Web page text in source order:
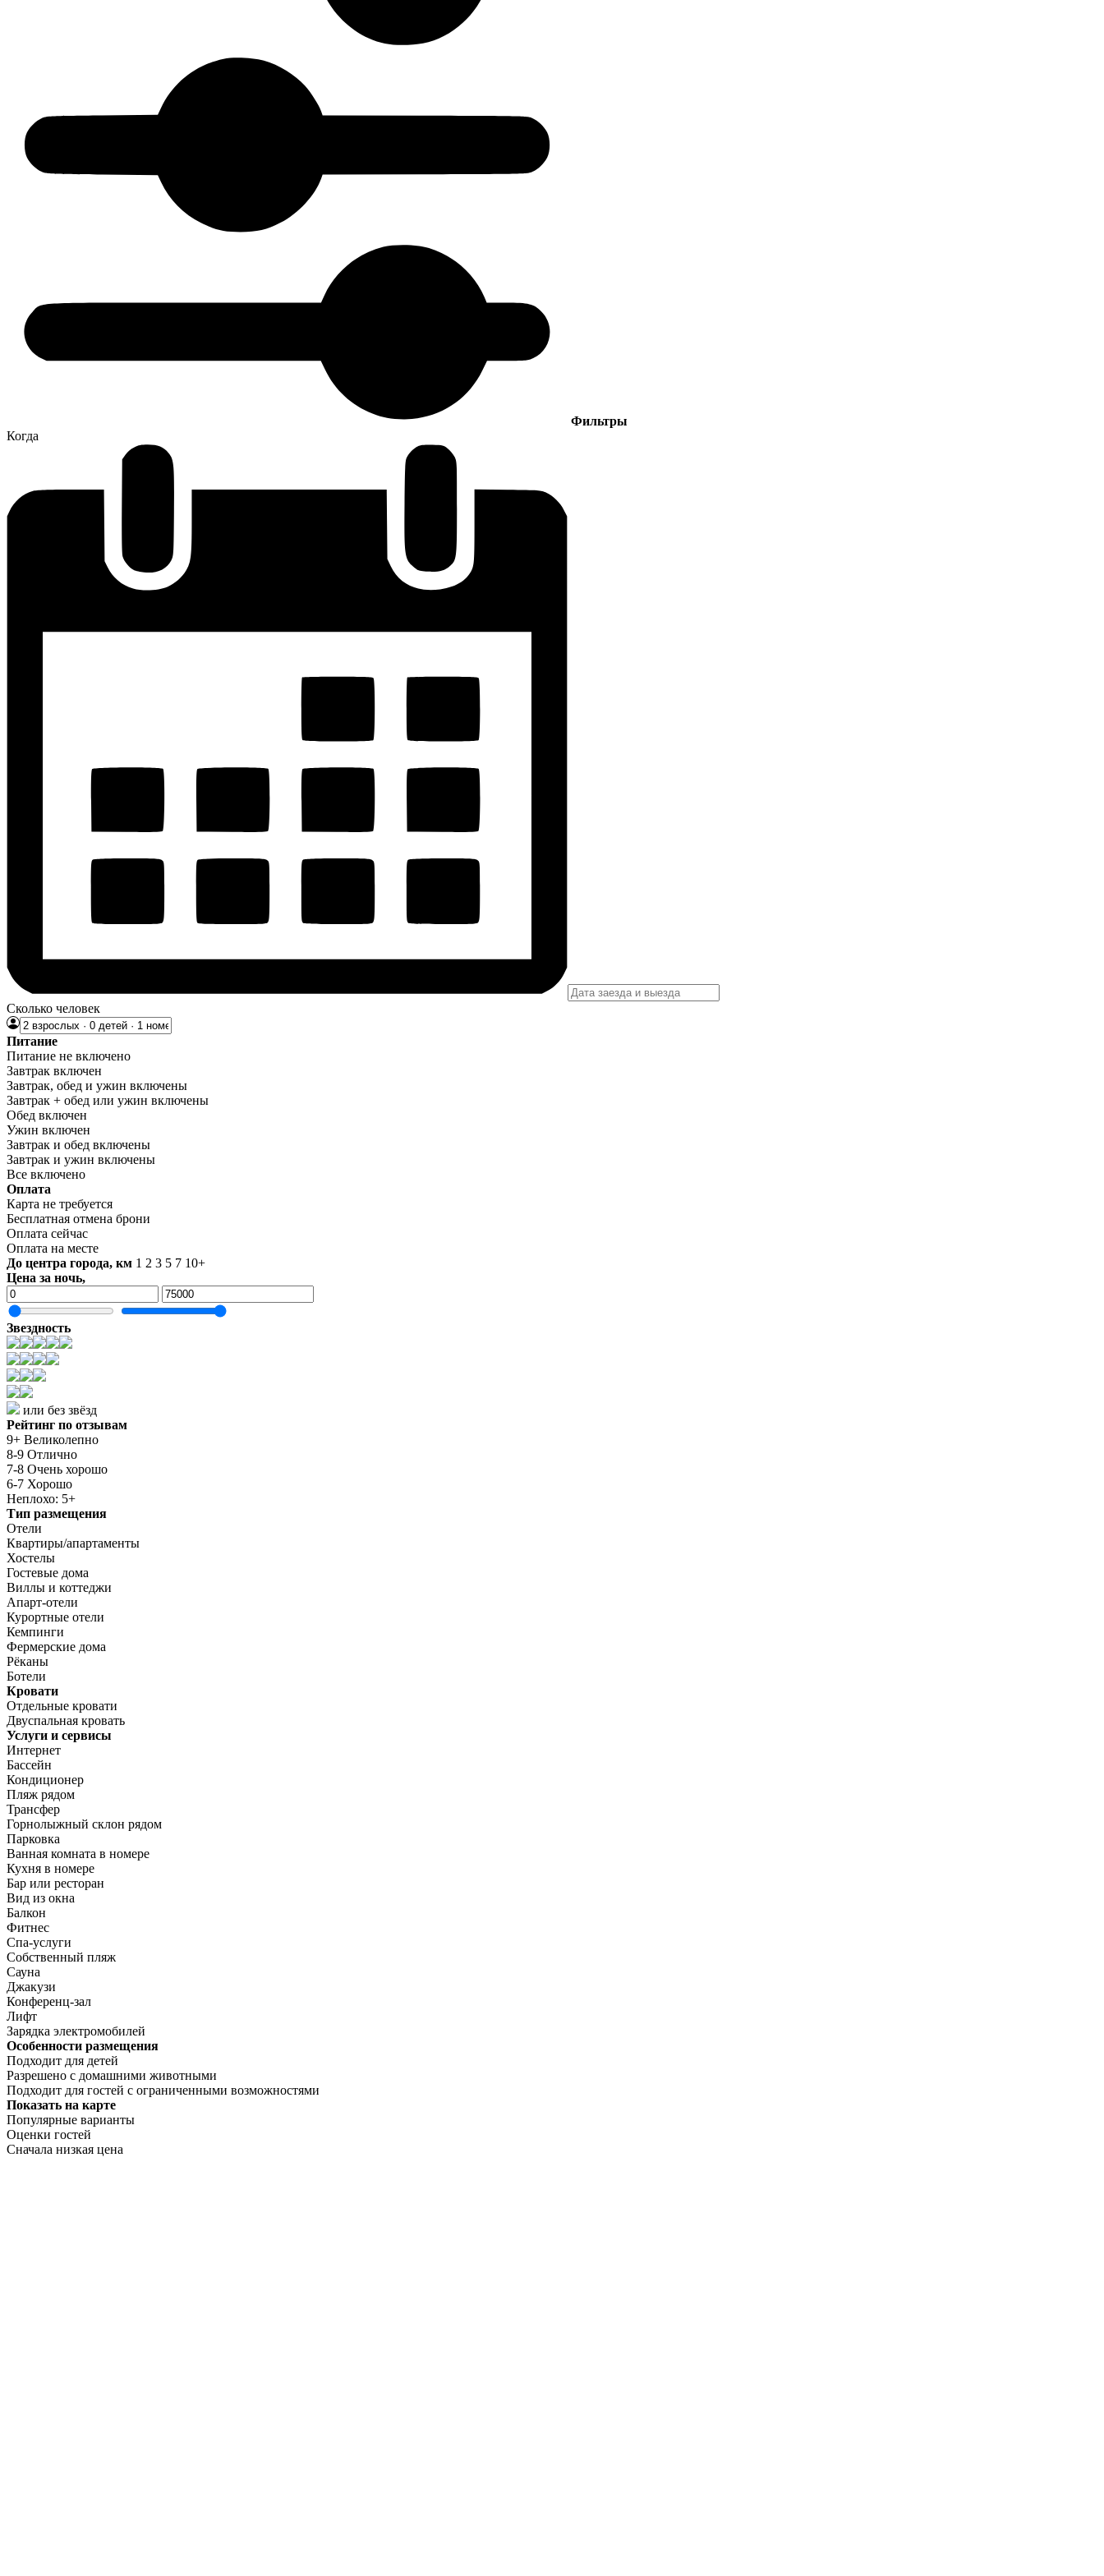
Фильтры
Когда
Сколько человек
Питание
Питание не включено
Завтрак включен
Завтрак, обед и ужин включены
Завтрак + обед или ужин включены
Обед включен
Ужин включен
Завтрак и обед включены
Завтрак и ужин включены
Все включено
Оплата
Карта не требуется
Бесплатная отмена брони
Оплата сейчас
Оплата на месте
До центра города, км 1 2 3 5 7 10+
Цена за ночь,
Звездность
или без звёзд
Рейтинг по отзывам
9+ Великолепно
8-9 Отлично
7-8 Очень хорошо
6-7 Хорошо
Неплохо: 5+
Тип размещения
Отели
Квартиры/апартаменты
Хостелы
Гостевые дома
Виллы и коттеджи
Апарт-отели
Курортные отели
Кемпинги
Фермерские дома
Рёканы
Ботели
Кровати
Отдельные кровати
Двуспальная кровать
Услуги и сервисы
Интернет
Бассейн
Кондиционер
Пляж рядом
Трансфер
Горнолыжный склон рядом
Парковка
Ванная комната в номере
Кухня в номере
Бар или ресторан
Вид из окна
Балкон
Фитнес
Спа-услуги
Собственный пляж
Сауна
Джакузи
Конференц-зал
Лифт
Зарядка электромобилей
Особенности размещения
Подходит для детей
Разрешено с домашними животными
Подходит для гостей с ограниченными возможностями
Показать на карте
Популярные варианты
Оценки гостей
Сначала низкая цена